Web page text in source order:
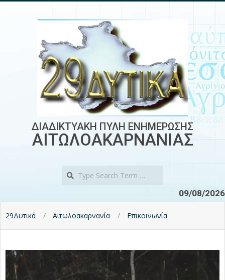
ΔΙΑΔΙΚΤΥΑΚΗ ΠΥΛΗ ΕΝΗΜΕΡΩΣΗΣ
ΑΙΤΩΛΟΑΚΑΡΝΑΝΙΑΣ
09/08/2026
29Δυτικά Αιτωλοακαρνανία Επικοινωνία